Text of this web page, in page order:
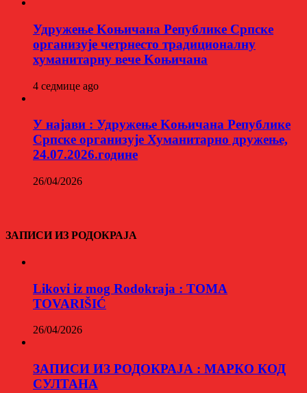
Удружење Kоњичана Републике Српске
организује четрнесто традиционалну
хуманитарну вече Kоњичана
4 седмице ago
У најави : Удружење Kоњичана Републике
Српске организује Хуманитарно дружење,
24.07.2026.године
26/04/2026
ЗАПИСИ ИЗ РОДОКРАЈА
Likovi iz mog Rodokraja : TOMA
TOVARIŠIĆ
26/04/2026
ЗАПИСИ ИЗ РОДОКРАЈА : МАРКО КОД
СУЛТАНА